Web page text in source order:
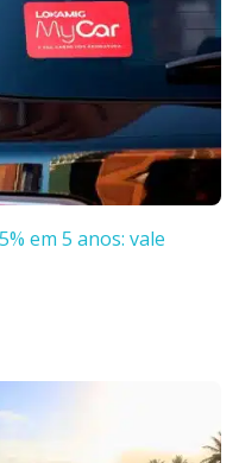
em 5 anos: vale